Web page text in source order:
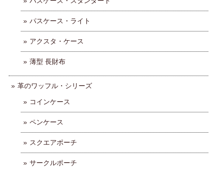
パスケース・ライト
アクスタ・ケース
薄型 長財布
革のワッフル・シリーズ
コインケース
ペンケース
スクエアポーチ
サークルポーチ